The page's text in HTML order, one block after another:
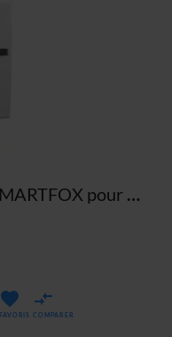
Contacteur-disjoncteur SMARTFOX pour commutation monophasée/triphasée (40 A)
FAVORIS COMPARER